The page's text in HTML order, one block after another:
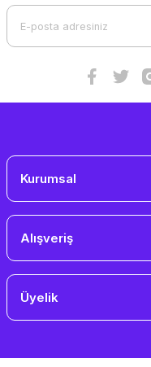
Kurumsal
Alışveriş
Üyelik